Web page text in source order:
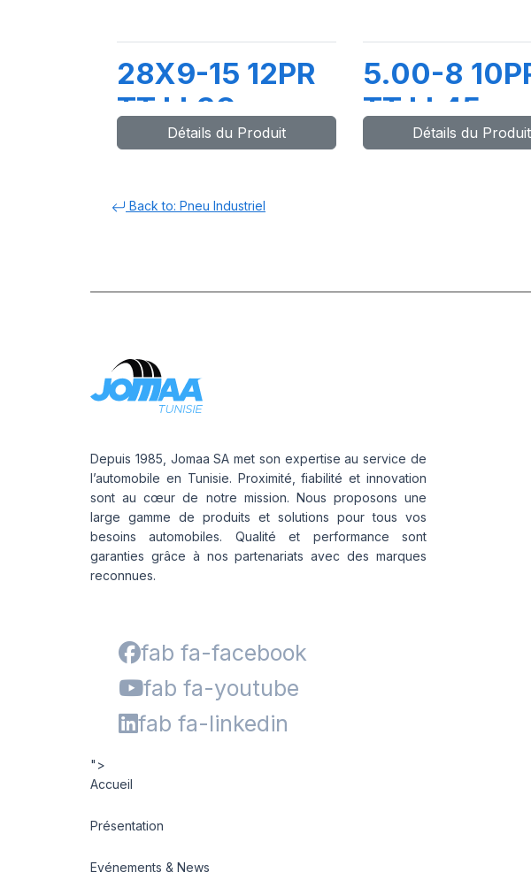
28X9-15 12PR
TT LL39
+CHAMBRE+FLAP
Détails du Produit
5.00-8
TT LL45
Détails du Produit
Back to: Pneu Industriel
Depuis 1985, Jomaa SA met son expertise au service de
l’automobile en Tunisie. Proximité, fiabilité et innovation
sont au cœur de notre mission. Nous proposons une
large gamme de produits et solutions pour tous vos
besoins automobiles. Qualité et performance sont
garanties grâce à nos partenariats avec des marques
reconnues.
fab fa-facebook
fab fa-youtube
fab fa-linkedin
">
Accueil
Présentation
Evénements & News